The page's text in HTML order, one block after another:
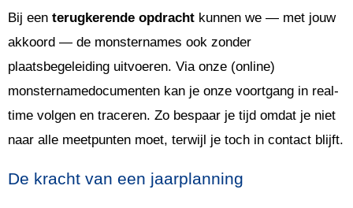
Bij een terugkerende opdracht kunnen we — met jouw
akkoord — de monsternames ook zonder
plaatsbegeleiding uitvoeren. Via onze (online)
monsternamedocumenten kan je onze voortgang in real-
time volgen en traceren. Zo bespaar je tijd omdat je niet
naar alle meetpunten moet, terwijl je toch in contact blijft.
De kracht van een jaarplanning